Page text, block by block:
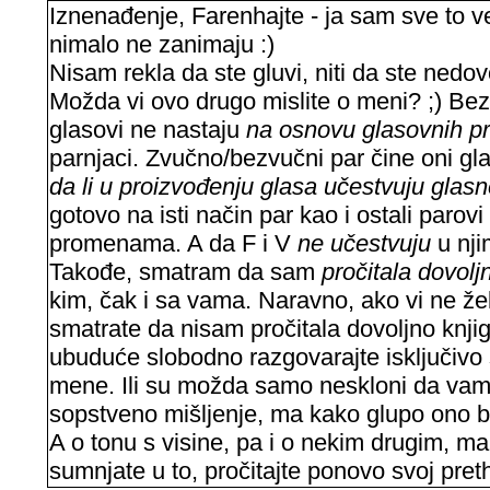
Iznenađenje, Farenhajte - ja sam sve to
nimalo ne zanimaju :)
Nisam rekla da ste gluvi, niti da ste
Možda vi ovo drugo mislite o meni? ;)
glasovi ne nastajuna osnovu glasovnih
parnjaci. Zvučno/bezvučni par čine oni
da li u proizvođenju glasa učestvuju
gotovo na isti način par kao i ostali
promenama. A da F i Vne učestvuju u
Takođe, smatram da sampročitala
kim, čak i sa vama. Naravno, ako vi ne
smatrate da nisam pročitala dovoljno
ubuduće slobodno razgovarajte
mene. Ili su možda samo neskloni da
sopstveno mišljenje, ma kako glupo ono
A o tonu s visine, pa i o nekim drugim,
sumnjate u to, pročitajte ponovo svoj